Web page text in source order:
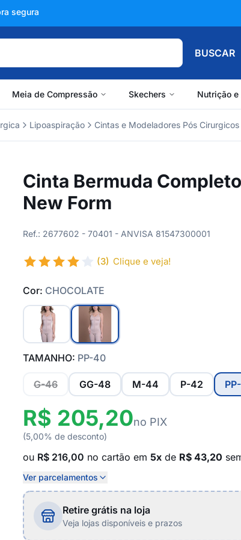
avaliações
BUSCAR
Meia de Compressão Skechers Nutrição
Lipoaspiração Cintas e Modeladores Pós Cirurgicos
Cinta Bermuda
New Form
Ref.: 2677602 - 70401 - ANVISA 81547300001
(3) Clique e veja!
Cor: CHOCOLATE
TAMANHO: PP-40
G-46 GG-48 M-44 P-42
R$ 205,20no PIX
(5,00% de desconto)
ou R$ 216,00 no cartão em 5x de R$ 43,20
Ver parcelamentos
Retire grátis na loja
Veja lojas disponíveis e prazos